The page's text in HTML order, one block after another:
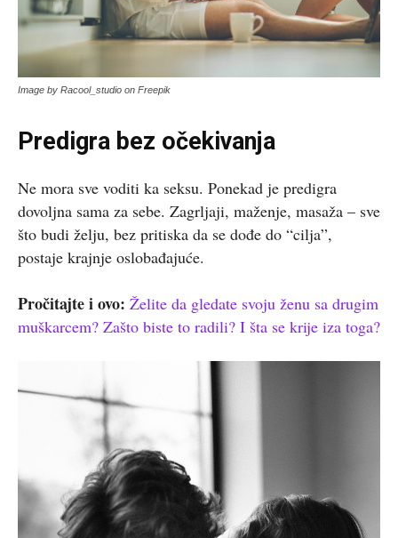
Image by Racool_studio on Freepik
Predigra bez očekivanja
Ne mora sve voditi ka seksu. Ponekad je predigra
dovoljna sama za sebe. Zagrljaji, maženje, masaža – sve
što budi želju, bez pritiska da se dođe do “cilja”,
postaje krajnje oslobađajuće.
Pročitajte i ovo: Želite da gledate svoju ženu sa drugim
muškarcem? Zašto biste to radili? I šta se krije iza toga?